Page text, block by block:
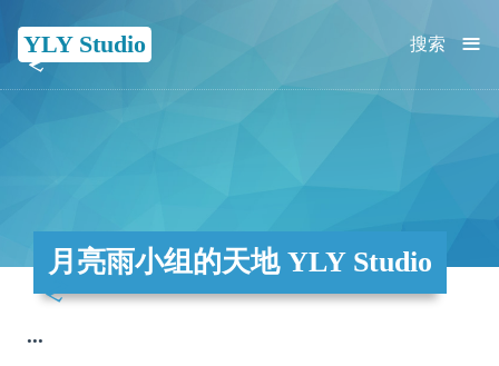
YLY Studio ≡
搜索
月亮雨小组的天地 YLY Studio
...